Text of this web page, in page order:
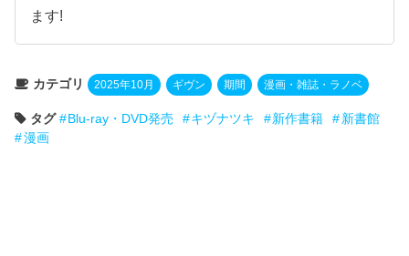
ます!
カテゴリ 2025年10月 ギヴン 期間 漫画・雑誌・ラノベ
タグ Blu-ray・DVD発売 キヅナツキ 新作書籍
新書館
漫画